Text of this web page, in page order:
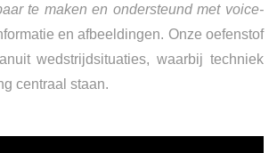
te maken en ondersteund met voice-
en afbeeldingen. Onze oefenstof
wedstrijdsituaties, waarbij techniek
centraal staan.